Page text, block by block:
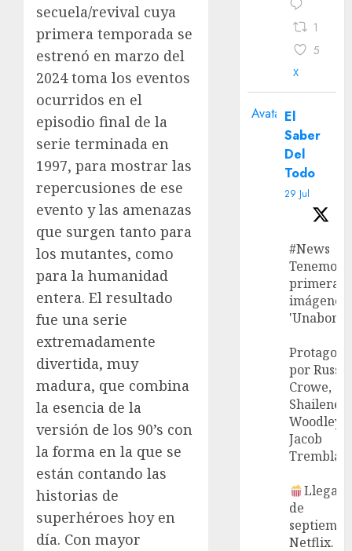
secuela/revival cuya
primera temporada se
estrenó en marzo del
2024 toma los eventos
ocurridos en el
episodio final de la
serie terminada en
1997, para mostrar las
repercusiones de ese
evento y las amenazas
que surgen tanto para
los mutantes, como
para la humanidad
entera. El resultado
fue una serie
extremadamente
divertida, muy
madura, que combina
la esencia de la
versión de los 90’s con
la forma en la que se
están contando las
historias de
superhéroes hoy en
día. Con mayor
1
5
X
Avatar El
Saber
Del
Todo
29 Jul
#News
Tenemos
primeras
imágenes
por
Crowe,
Shailene
Woodley y
Jacob
Tremblay.
Llega
de
Netflix.